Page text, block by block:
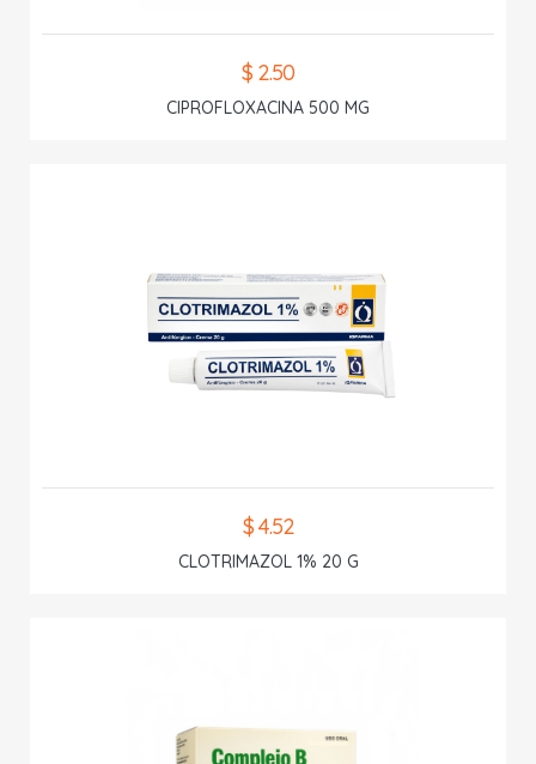
$ 2.50
CIPROFLOXACINA 500 MG
$ 4.52
CLOTRIMAZOL 1% 20 G